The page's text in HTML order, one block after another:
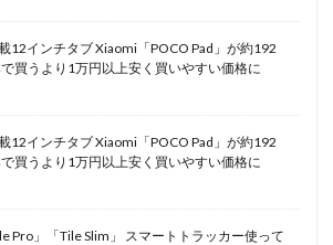
12インチタブ Xiaomi「POCO Pad」が約192
買うより1万円以上安く買いやすい価格に
12インチタブ Xiaomi「POCO Pad」が約192
買うより1万円以上安く買いやすい価格に
Pro」「Tile Slim」 スマートトラッカー使って